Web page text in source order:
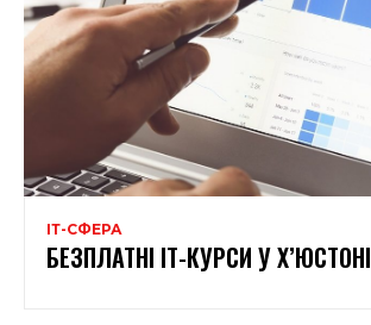
ІТ-СФЕРА
БЕЗПЛАТНІ ІТ-КУРСИ У Х’ЮСТОНІ